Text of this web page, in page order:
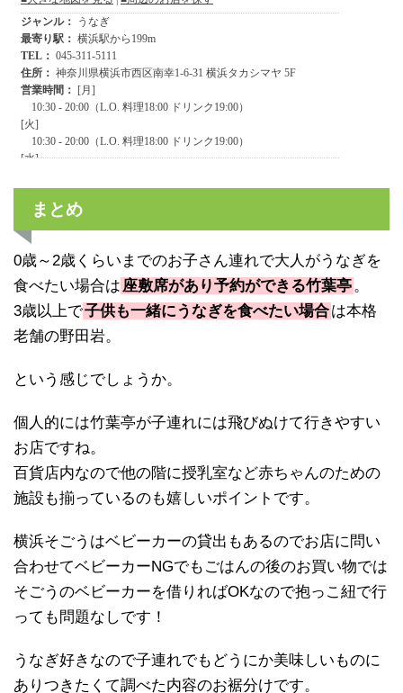
まとめ
0歳～2歳くらいまでのお子さん連れで大人がうなぎを
食べたい場合は 座敷席があり予約ができる竹葉亭。
3歳以上で子供も一緒にうなぎを食べたい場合は本格
老舗の野田岩。
という感じでしょうか。
個人的には竹葉亭が子連れには飛びぬけて行きやすい
お店ですね。
百貨店内なので他の階に授乳室など赤ちゃんのための
施設も揃っているのも嬉しいポイントです。
横浜そごうはベビーカーの貸出もあるのでお店に問い
合わせてベビーカーNGでもごはんの後のお買い物では
そごうのベビーカーを借りればOKなので抱っこ紐で行
っても問題なしです！
うなぎ好きなので子連れでもどうにか美味しいものに
ありつきたくて調べた内容のお裾分けです。